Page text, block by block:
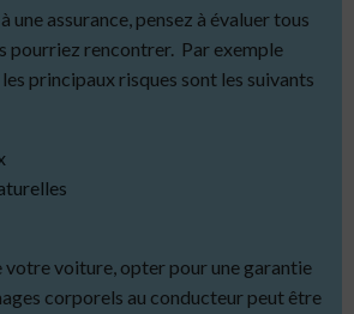
une assurance, pensez à évaluer tous
pourriez rencontrer. Par exemple
principaux risques sont les suivants
votre voiture, opter pour une garantie
corporels au conducteur peut être